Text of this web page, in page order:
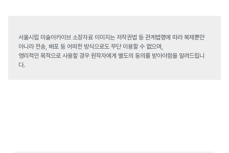
서울시립 미술아카이브 소장자료 이미지는 저작권법 등 관계법령에 따라 복제뿐만
아니라 전송, 배포 등 어떠한 방식으로도 무단 이용할 수 없으며,
영리적인 목적으로 사용할 경우 원작자에게 별도의 동의를 받아야함을 알려드립니
다.